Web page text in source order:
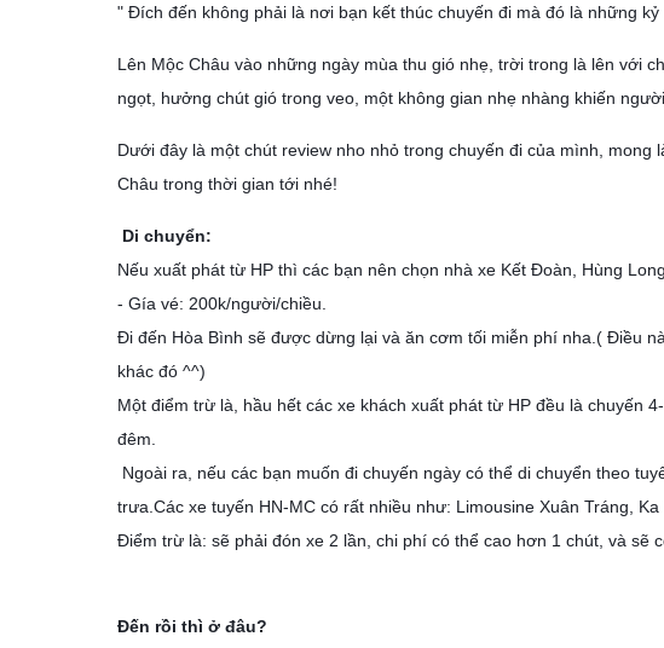
" Đích đến không phải là nơi bạn kết thúc chuyến đi mà đó là những
Lên Mộc Châu vào những ngày mùa thu gió nhẹ, trời trong là lên với
ngọt, hưởng chút gió trong veo, một không gian nhẹ nhàng khiến
Dưới đây là một chút review nho nhỏ trong chuyến đi của mình,
Châu trong thời gian tới nhé!
Di chuyển:
Nếu xuất phát từ HP thì các bạn nên chọn nhà xe Kết Đoàn, Hùng
- Gía vé: 200k/người/chiều.
Đi đến Hòa Bình sẽ được dừng lại và ăn cơm tối miễn phí nha.( Điều
khác đó ^^)
Một điểm trừ là, hầu hết các xe khách xuất phát từ HP đều là chuyến
đêm.
Ngoài ra, nếu các bạn muốn đi chuyến ngày có thể di chuyển theo
trưa.Các xe tuyến HN-MC có rất nhiều như: Limousine Xuân Tráng, Ka
Điểm trừ là: sẽ phải đón xe 2 lần, chi phí có thể cao hơn 1 chút, và sẽ
Đến rồi thì ở đâu?